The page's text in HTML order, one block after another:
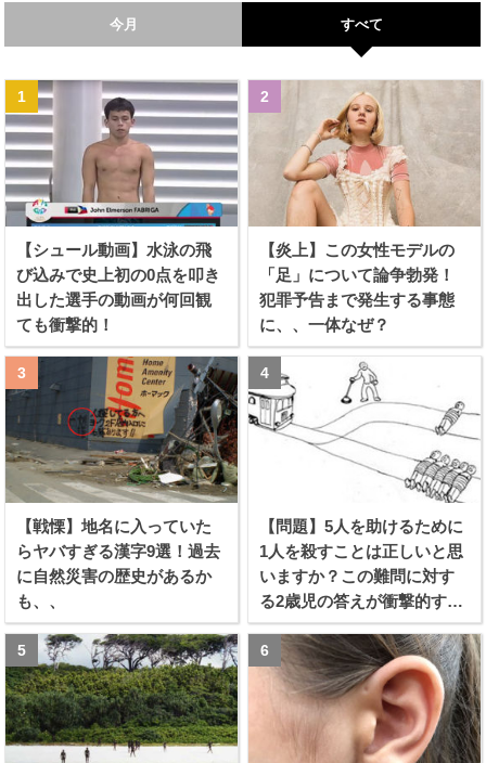
今月 すべて
【シュール動画】水泳の飛
び込みで史上初の0点を叩き
出した選手の動画が何回観
ても衝撃的！
【炎上】この女性モデルの
「足」について論争勃発！
犯罪予告まで発生する事態
に、、一体なぜ？
【戦慄】地名に入っていた
らヤバすぎる漢字9選！過去
に自然災害の歴史があるか
も、、
【問題】5人を助けるために
1人を殺すことは正しいと思
いますか？この難問に対す
る2歳児の答えが衝撃的すぎ
る！！